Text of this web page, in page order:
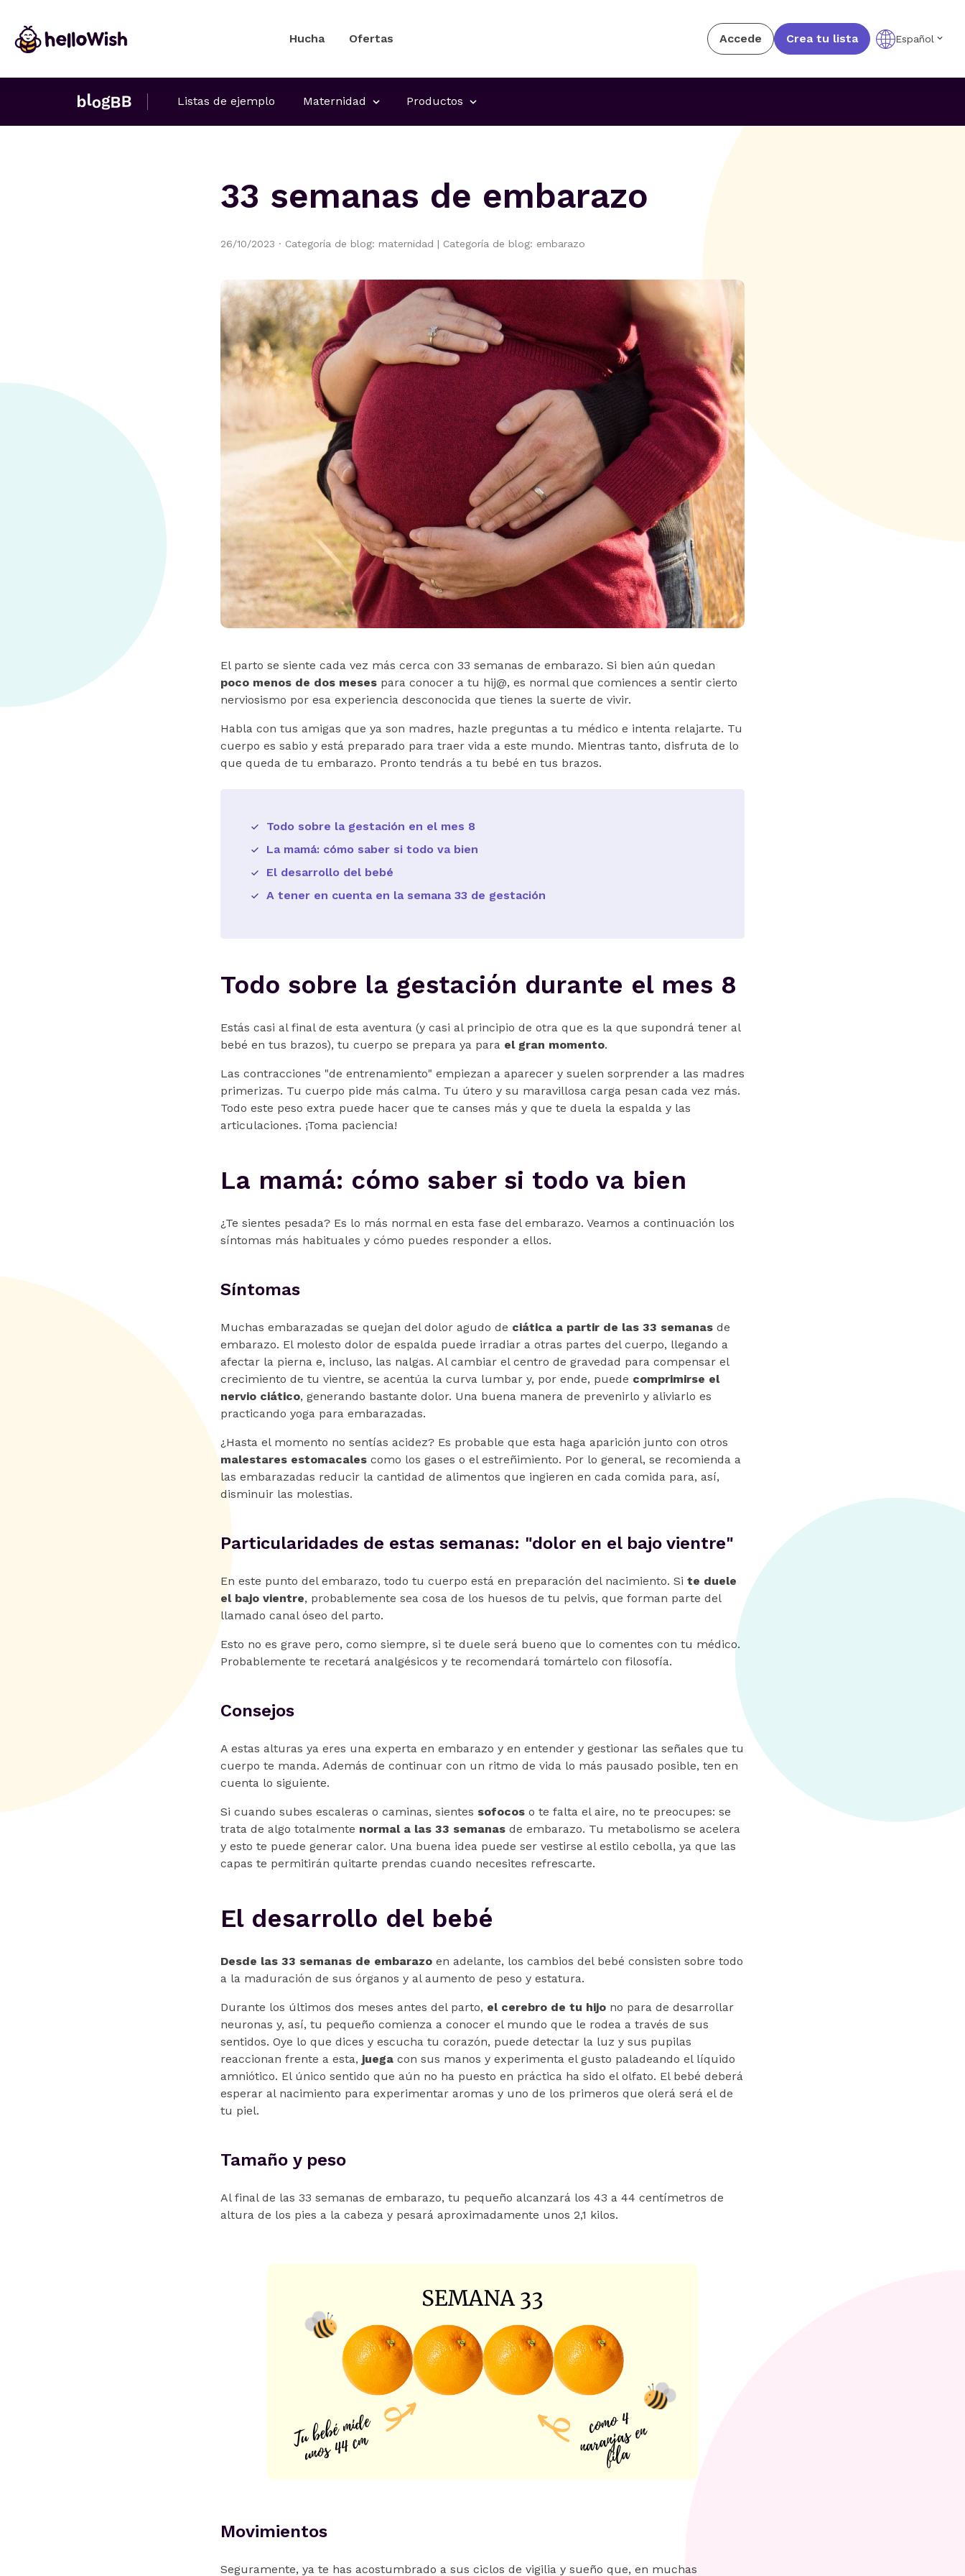
Hucha Ofertas Accede Crea tu lista Español
Listas de ejemplo Maternidad Productos
33 semanas de embarazo
26/10/2023 · Categoría de blog: maternidad | Categoría de blog: embarazo
El parto se siente cada vez más cerca con 33 semanas de embarazo. Si bien aún quedan
poco menos de dos meses para conocer a tu hij@, es normal que comiences a sentir cierto
nerviosismo por esa experiencia desconocida que tienes la suerte de vivir.
Habla con tus amigas que ya son madres, hazle preguntas a tu médico e intenta relajarte. Tu
cuerpo es sabio y está preparado para traer vida a este mundo. Mientras tanto, disfruta de lo
que queda de tu embarazo. Pronto tendrás a tu bebé en tus brazos.
Todo sobre la gestación en el mes 8
La mamá: cómo saber si todo va bien
El desarrollo del bebé
A tener en cuenta en la semana 33 de gestación
Todo sobre la gestación durante el mes 8
Estás casi al final de esta aventura (y casi al principio de otra que es la que supondrá tener al
bebé en tus brazos), tu cuerpo se prepara ya para el gran momento.
Las contracciones "de entrenamiento" empiezan a aparecer y suelen sorprender a las madres
primerizas. Tu cuerpo pide más calma. Tu útero y su maravillosa carga pesan cada vez más.
Todo este peso extra puede hacer que te canses más y que te duela la espalda y las
articulaciones. ¡Toma paciencia!
La mamá: cómo saber si todo va bien
¿Te sientes pesada? Es lo más normal en esta fase del embarazo. Veamos a continuación los
síntomas más habituales y cómo puedes responder a ellos.
Síntomas
Muchas embarazadas se quejan del dolor agudo de ciática a partir de las 33 semanas de
embarazo. El molesto dolor de espalda puede irradiar a otras partes del cuerpo, llegando a
afectar la pierna e, incluso, las nalgas. Al cambiar el centro de gravedad para compensar el
crecimiento de tu vientre, se acentúa la curva lumbar y, por ende, puede comprimirse el
nervio ciático, generando bastante dolor. Una buena manera de prevenirlo y aliviarlo es
practicando yoga para embarazadas.
¿Hasta el momento no sentías acidez? Es probable que esta haga aparición junto con otros
malestares estomacales como los gases o el estreñimiento. Por lo general, se recomienda a
las embarazadas reducir la cantidad de alimentos que ingieren en cada comida para, así,
disminuir las molestias.
Particularidades de estas semanas: "dolor en el bajo vientre"
En este punto del embarazo, todo tu cuerpo está en preparación del nacimiento. Si te duele
el bajo vientre, probablemente sea cosa de los huesos de tu pelvis, que forman parte del
llamado canal óseo del parto.
Esto no es grave pero, como siempre, si te duele será bueno que lo comentes con tu médico.
Probablemente te recetará analgésicos y te recomendará tomártelo con filosofía.
Consejos
A estas alturas ya eres una experta en embarazo y en entender y gestionar las señales que tu
cuerpo te manda. Además de continuar con un ritmo de vida lo más pausado posible, ten en
cuenta lo siguiente.
Si cuando subes escaleras o caminas, sientes sofocos o te falta el aire, no te preocupes: se
trata de algo totalmente normal a las 33 semanas de embarazo. Tu metabolismo se acelera
y esto te puede generar calor. Una buena idea puede ser vestirse al estilo cebolla, ya que las
capas te permitirán quitarte prendas cuando necesites refrescarte.
El desarrollo del bebé
Desde las 33 semanas de embarazo en adelante, los cambios del bebé consisten sobre todo
a la maduración de sus órganos y al aumento de peso y estatura.
Durante los últimos dos meses antes del parto, el cerebro de tu hijo no para de desarrollar
neuronas y, así, tu pequeño comienza a conocer el mundo que le rodea a través de sus
sentidos. Oye lo que dices y escucha tu corazón, puede detectar la luz y sus pupilas
reaccionan frente a esta, juega con sus manos y experimenta el gusto paladeando el líquido
amniótico. El único sentido que aún no ha puesto en práctica ha sido el olfato. El bebé deberá
esperar al nacimiento para experimentar aromas y uno de los primeros que olerá será el de
tu piel.
Tamaño y peso
Al final de las 33 semanas de embarazo, tu pequeño alcanzará los 43 a 44 centímetros de
altura de los pies a la cabeza y pesará aproximadamente unos 2,1 kilos.
Movimientos
Seguramente, ya te has acostumbrado a sus ciclos de vigilia y sueño que, en muchas